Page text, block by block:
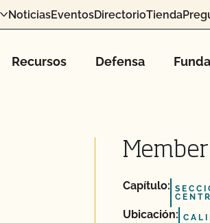
NoticiasEventosDirectorioTienda
Recursos Defensa
Capítulo:
Ubicación: